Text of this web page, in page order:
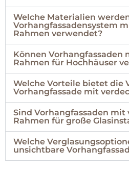
Welche Materialien
Vorhangfassadensystem
Rahmen verwendet?
Können Vorhangfassaden
Rahmen für Hochhäuser
Welche Vorteile bietet die
Vorhangfassade mit
Sind Vorhangfassaden mit
Rahmen für große
Welche
unsichtbare